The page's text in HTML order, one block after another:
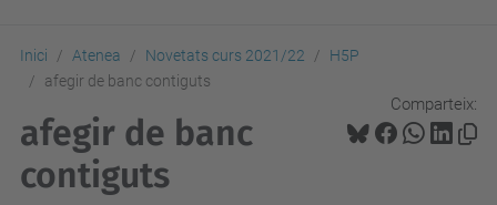
Inici Atenea Novetats curs 2021/22
H5P
afegir de banc contiguts
Comparteix:
afegir de banc
contiguts